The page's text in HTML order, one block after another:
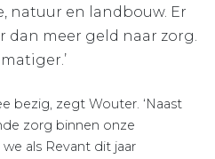
natuur en landbouw. Er
dan meer geld naar zorg.
bezig, zegt Wouter. ‘Naast
zorg binnen onze
als Revant dit jaar